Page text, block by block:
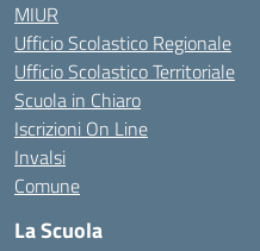
MIUR
Ufficio Scolastico Regionale
Ufficio Scolastico Territoriale
Scuola in Chiaro
Iscrizioni On Line
Invalsi
Comune
La Scuola